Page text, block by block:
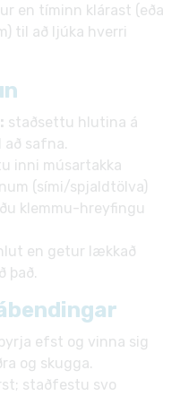
en tíminn klárast (eða
til að ljúka hverri
staðsettu hlutina á
safna.
inni músartakka
(sími/spjaldtölva)
klemmu-hreyfingu
en getur lækkað
það.
efst og vinna sig
og skugga.
staðfestu svo